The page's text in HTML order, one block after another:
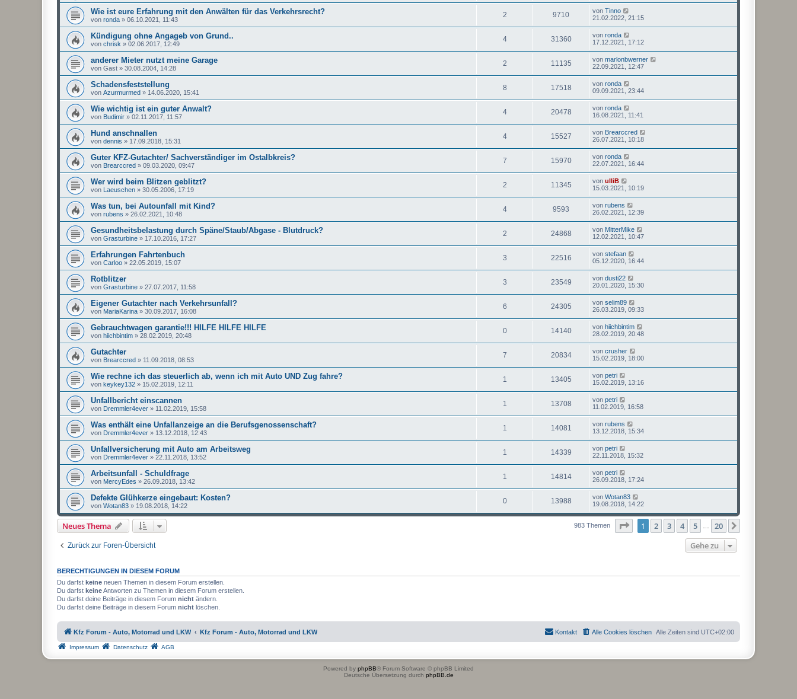
Wie ist eure Erfahrung mit den Anwälten für das Verkehrsrecht?
von ronda » 06.10.2021, 11:43
2 9710 von Tinno
21.02.2022, 21:15
Kündigung ohne Angageb von Grund..
von chrisk » 02.06.2017, 12:49
4 31360 von ronda
17.12.2021, 17:12
anderer Mieter nutzt meine Garage
von Gast » 30.08.2004, 14:28
2 11135 von marlonbwerner
22.09.2021, 12:47
Schadensfeststellung
von Azurmurmed » 14.06.2020, 15:41
8 17518 von ronda
09.09.2021, 23:44
Wie wichtig ist ein guter Anwalt?
von Budimir » 02.11.2017, 11:57
4 20478 von ronda
16.08.2021, 11:41
Hund anschnallen
von dennis » 17.09.2018, 15:31
4 15527 von Brearccred
26.07.2021, 10:18
Guter KFZ-Gutachter/ Sachverständiger im Ostalbkreis?
von Brearccred » 09.03.2020, 09:47
7 15970 von ronda
22.07.2021, 16:44
Wer wird beim Blitzen geblitzt?
von Laeuschen » 30.05.2006, 17:19
2 11345 von ulliB
15.03.2021, 10:19
Was tun, bei Autounfall mit Kind?
von rubens » 26.02.2021, 10:48
4 9593 von rubens
26.02.2021, 12:39
Gesundheitsbelastung durch Späne/Staub/Abgase - Blutdruck?
von Grasturbine » 17.10.2016, 17:27
2 24868 von MitterMike
12.02.2021, 10:47
Erfahrungen Fahrtenbuch
von Carloo » 22.05.2019, 15:07
3 22516 von stefaan
05.12.2020, 16:44
Rotblitzer
von Grasturbine » 27.07.2017, 11:58
3 23549 von dusti22
20.01.2020, 15:30
Eigener Gutachter nach Verkehrsunfall?
von MariaKarina » 30.09.2017, 16:08
6 24305 von selim89
26.03.2019, 09:33
Gebrauchtwagen garantie!!! HILFE HILFE HILFE
von hiichbintim » 28.02.2019, 20:48
0 14140 von hiichbintim
28.02.2019, 20:48
Gutachter
von Brearccred » 11.09.2018, 08:53
7 20834 von crusher
15.02.2019, 18:00
Wie rechne ich das steuerlich ab, wenn ich mit Auto UND Zug fahre?
von keykey132 » 15.02.2019, 12:11
1 13405 von petri
15.02.2019, 13:16
Unfallbericht einscannen
von Dremmler4ever » 11.02.2019, 15:58
1 13708 von petri
11.02.2019, 16:58
Was enthält eine Unfallanzeige an die Berufsgenossenschaft?
von Dremmler4ever » 13.12.2018, 12:43
1 14081 von rubens
13.12.2018, 15:34
Unfallversicherung mit Auto am Arbeitsweg
von Dremmler4ever » 22.11.2018, 13:52
1 14339 von petri
22.11.2018, 15:32
Arbeitsunfall - Schuldfrage
von MercyEdes » 26.09.2018, 13:42
1 14814 von petri
26.09.2018, 17:24
Defekte Glühkerze eingebaut: Kosten?
von Wotan83 » 19.08.2018, 14:22
0 13988 von Wotan83
19.08.2018, 14:22
Neues Thema 983 Themen Seite von20
1 2 3 4 5 … 20
Zurück zur Foren-Übersicht Gehe zu
BERECHTIGUNGEN IN DIESEM FORUM
Du darfst keine neuen Themen in diesem Forum erstellen.
Du darfst keineAntworten zu Themen in diesem Forum erstellen.
Du darfst deine Beiträge in diesem Forum nicht ändern.
Du darfst deine Beiträge in diesem Forum nicht löschen.
Kfz Forum - Auto, Motorrad und LKW Kfz Forum - Auto, Motorrad und LKW Alle Zeiten sind UTC+02:00
Alle Cookies löschen
Kontakt
Impressum Datenschutz AGB
Powered by phpBB® Forum Software © phpBB Limited
Deutsche Übersetzung durch phpBB.de